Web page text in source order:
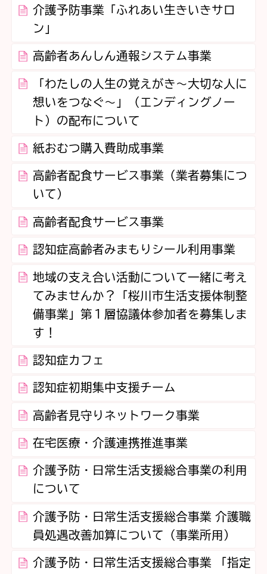
介護予防事業「ふれあい生きいきサロ
ン」
高齢者あんしん通報システム事業
「わたしの人生の覚えがき～大切な人に
想いをつなぐ～」（エンディングノー
ト）の配布について
紙おむつ購入費助成事業
高齢者配食サービス事業（業者募集につ
いて）
高齢者配食サービス事業
認知症高齢者みまもりシール利用事業
地域の支え合い活動について一緒に考え
てみませんか？「桜川市生活支援体制整
備事業」第１層協議体参加者を募集しま
す！
認知症カフェ
認知症初期集中支援チーム
高齢者見守りネットワーク事業
在宅医療・介護連携推進事業
介護予防・日常生活支援総合事業の利用
について
介護予防・日常生活支援総合事業 介護職
員処遇改善加算について（事業所用）
介護予防・日常生活支援総合事業 「指定